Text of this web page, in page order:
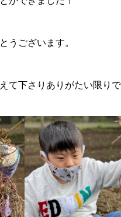
うございます。
て下さりありがたい限り